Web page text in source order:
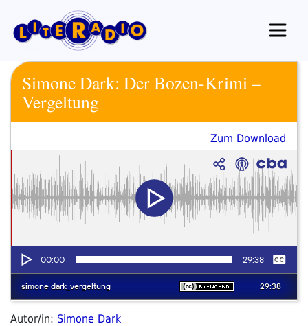
Inhalt
springen
Simone Dark: Der Bozen-Krimi –
Vergeltung
Zum Download
Autor/in: Simone Dark